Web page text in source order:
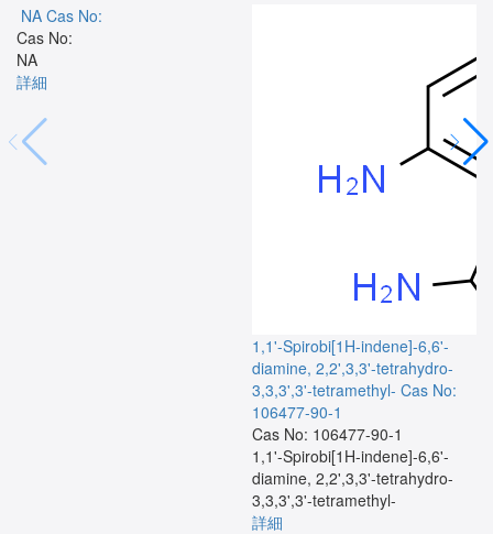
NA Cas No:
Cas No:
NA
詳細
1,1'-Spirobi[1H-indene]-6,6'-
diamine, 2,2',3,3'-tetrahydro-
3,3,3',3'-tetramethyl- Cas No:
106477-90-1
Cas No: 106477-90-1
1,1'-Spirobi[1H-indene]-6,6'-
diamine, 2,2',3,3'-tetrahydro-
3,3,3',3'-tetramethyl-
詳細